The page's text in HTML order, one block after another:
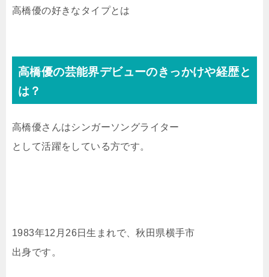
高橋優の好きなタイプとは
高橋優の芸能界デビューのきっかけや経歴と
は？
高橋優さんはシンガーソングライター
として活躍をしている方です。
1983年12月26日生まれで、秋田県横手市
出身です。